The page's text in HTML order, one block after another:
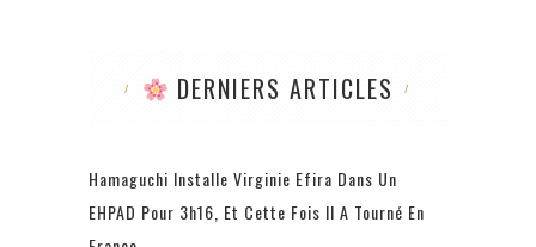
DERNIERS ARTICLES
Hamaguchi Installe Virginie Efira Dans Un
EHPAD Pour 3h16, Et Cette Fois Il A Tourné En